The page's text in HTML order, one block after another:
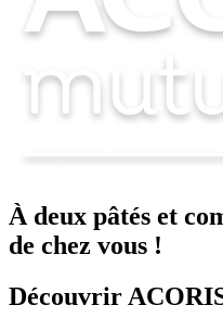
À deux pâtés et
de chez vous !
Découvrir